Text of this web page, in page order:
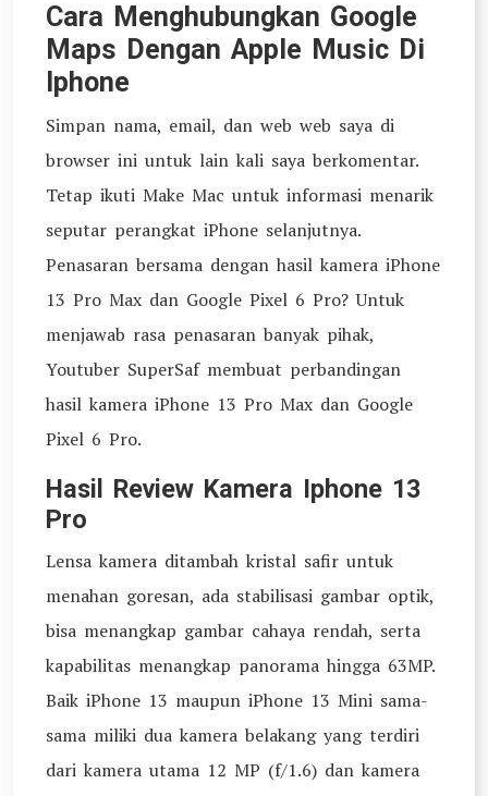
Cara Menghubungkan Google
Maps Dengan Apple Music Di
Iphone
Simpan nama, email, dan web web saya di
browser ini untuk lain kali saya berkomentar.
Tetap ikuti Make Mac untuk informasi menarik
seputar perangkat iPhone selanjutnya.
Penasaran bersama dengan hasil kamera iPhone
13 Pro Max dan Google Pixel 6 Pro? Untuk
menjawab rasa penasaran banyak pihak,
Youtuber SuperSaf membuat perbandingan
hasil kamera iPhone 13 Pro Max dan Google
Pixel 6 Pro.
Hasil Review Kamera Iphone 13
Pro
Lensa kamera ditambah kristal safir untuk
menahan goresan, ada stabilisasi gambar optik,
bisa menangkap gambar cahaya rendah, serta
kapabilitas menangkap panorama hingga 63MP.
Baik iPhone 13 maupun iPhone 13 Mini sama-
sama miliki dua kamera belakang yang terdiri
dari kamera utama 12 MP (f/1.6) dan kamera